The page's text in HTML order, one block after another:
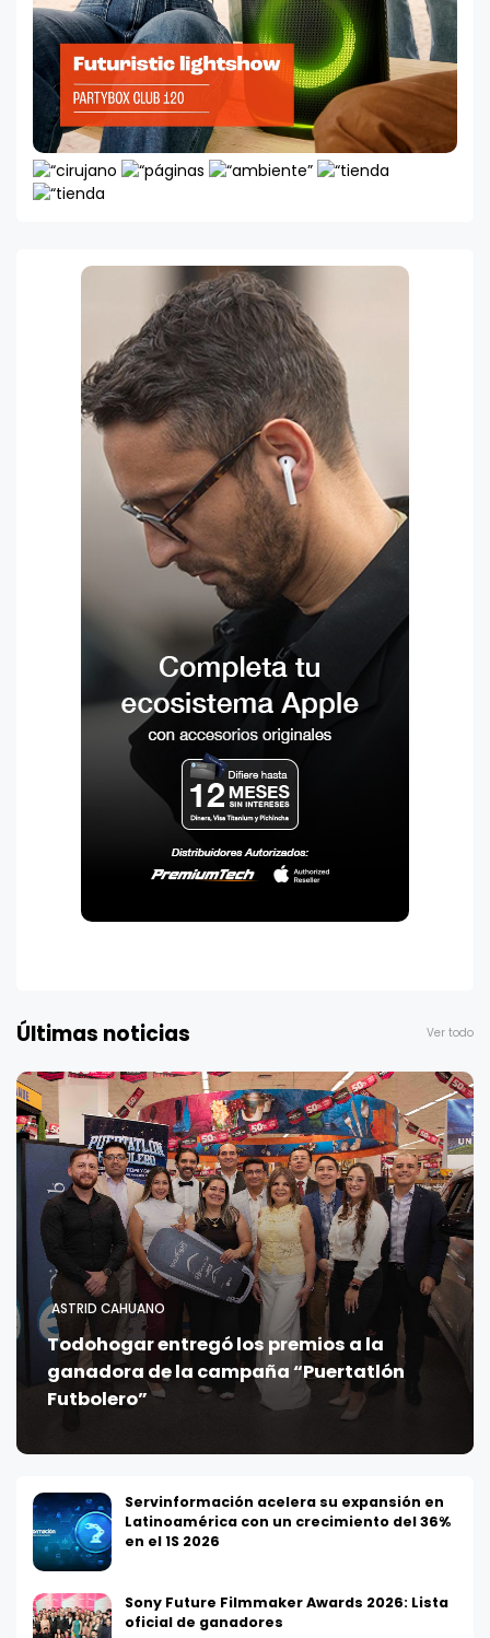
Últimas noticias Ver todo
ASTRID CAHUANO
Todohogar entregó los premios a la
ganadora de la campaña “Puertatlón
Futbolero”
Servinformación acelera su expansión en
Latinoamérica con un crecimiento del 36%
en el 1S 2026
Sony Future Filmmaker Awards 2026: Lista
oficial de ganadores